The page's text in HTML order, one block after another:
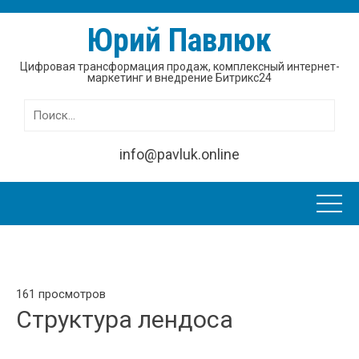
Юрий Павлюк
Цифровая трансформация продаж, комплексный интернет-
маркетинг и внедрение Битрикс24
Найти:
info@pavluk.online
161 просмотров
Структура лендоса